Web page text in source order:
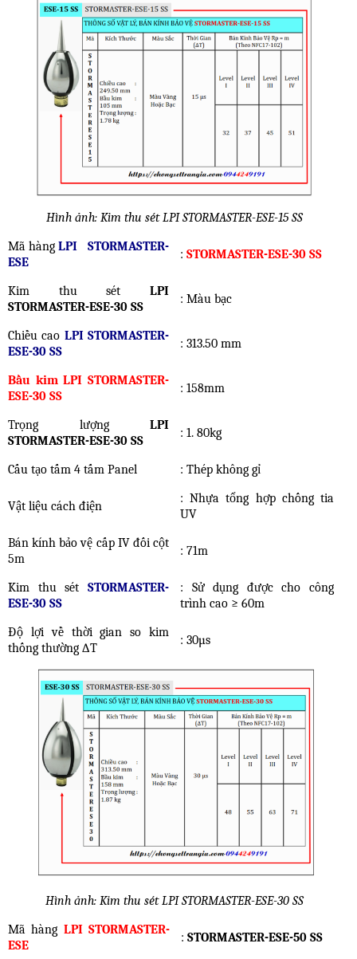
Hình ảnh: Kim thu sét LPI STORMASTER-ESE-15 SS
Mã hàngLPI STORMASTER-
ESE
:STORMASTER-ESE-30 SS
Kim thu sét LPI
STORMASTER-ESE-30 SS
: Màu bạc
Chiều cao LPI STORMASTER-
ESE-30 SS
: 313.50 mm
Bầu kim LPI STORMASTER-
ESE-30 SS
: 158mm
Trọng lượng LPI
STORMASTER-ESE-30 SS
: 1. 80kg
Cấu tạo tấm 4 tấm Panel : Thép không gỉ
Vật liệu cách điện
: Nhựa tổng hợp chống tia
UV
Bán kính bảo vệ cấp IV đối cột
5m
: 71m
Kim thu sét STORMASTER-
ESE-30 SS
: Sử dụng được cho công
trình cao ≥ 60m
Độ lợi về thời gian so kim
thống thường ∆T
: 30µs
Hình ảnh: Kim thu sét LPI STORMASTER-ESE-30 SS
Mã hàng LPI STORMASTER-
ESE
:STORMASTER-ESE-50 SS